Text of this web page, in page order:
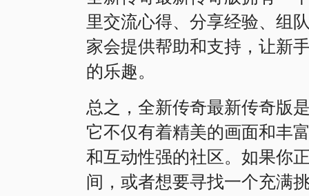
里交流心得、分享经验、组
家会提供帮助和支持，让新
的乐趣。
总之，全新传奇最新传奇版
它不仅有着精美的画面和丰
和互动性强的社区。如果你
间，或者想要寻找一个充满